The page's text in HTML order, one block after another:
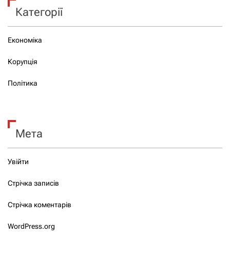
Категорії
Економіка
Корупція
Політика
Мета
Увійти
Стрічка записів
Стрічка коментарів
WordPress.org